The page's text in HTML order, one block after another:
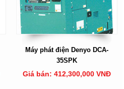
Máy phát điện Denyo DCA-
35SPK
Giá bán: 412,300,000 VNĐ